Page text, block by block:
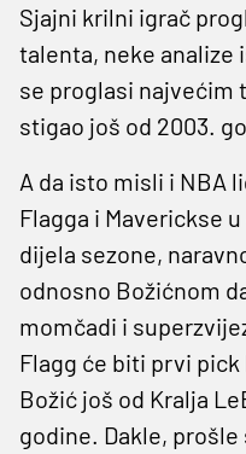
Sjajni krilni igrač
talenta, neke analize
se proglasi najvećim
stigao još od 2003.
A da isto misli i NBA
Flagga i Maverickse
dijela sezone,
odnosno Božićnom
momčadi i
Flagg će biti prvi
Božić još od Kralja
godine. Dakle,